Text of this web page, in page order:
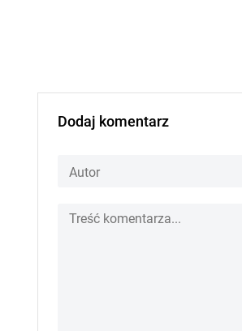
Dodaj komentarz